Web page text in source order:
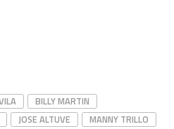
BILLY MARTIN
JOSE ALTUVE
MANNY TRILLO